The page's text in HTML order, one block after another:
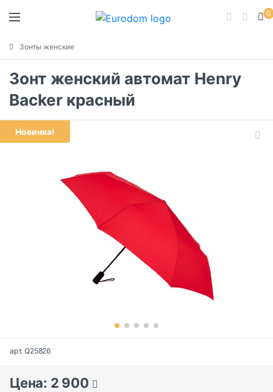
0
Зонты женские
Зонт женский автомат Henry
Backer красный
Новинка!
арт. Q25826
Цена: 2 900